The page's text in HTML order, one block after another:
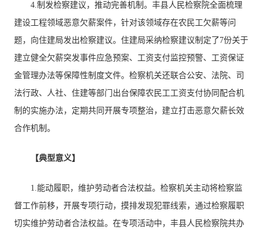
4.制发检察建议，推动完善机制。丰县人民检察院全面梳理
建设工程领域恶意欠薪案件，针对该领域存在农民工欠薪等问
题，向住建局发出检察建议。住建局采纳检察建议制定了7份关于
建立健全欠薪突发事件应急预案、工资支付监控预警、工资保证
金管理办法等保障性制度文件。检察机关还联合公安、法院、司
法行政、人社、住建等部门出台保障农民工工资支付协同配合机
制的实施办法，定期共同开展专项整治，建立打击恶意欠薪长效
合作机制。
【典型意义】
1.能动履职，维护劳动者合法权益。检察机关主动将检察监
督工作前移，开展专项行动，摸排发现犯罪线索，通过检察履职
切实维护劳动者合法权益。在专项活动中，丰县人民检察院共办